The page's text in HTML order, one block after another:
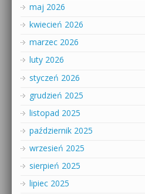
maj 2026
kwiecień 2026
marzec 2026
luty 2026
styczeń 2026
grudzień 2025
listopad 2025
październik 2025
wrzesień 2025
sierpień 2025
lipiec 2025